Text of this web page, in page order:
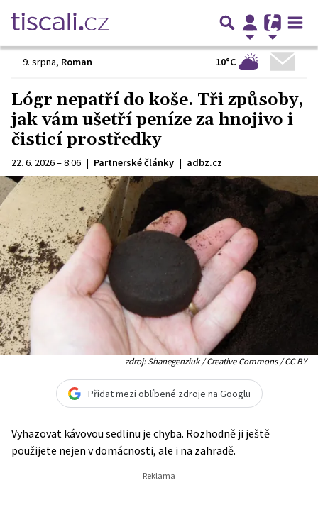
9. srpna, Roman 10°C
Lógr nepatří do koše. Tři způsoby,
jak vám ušetří peníze za hnojivo i
čisticí prostředky
22. 6. 2026 – 8:06 | Partnerské články | adbz.cz
zdroj: Shanegenziuk / Creative Commons / CC BY
Přidat mezi oblíbené zdroje na Googlu
Vyhazovat kávovou sedlinu je chyba. Rozhodně ji ještě
použijete nejen v domácnosti, ale i na zahradě.